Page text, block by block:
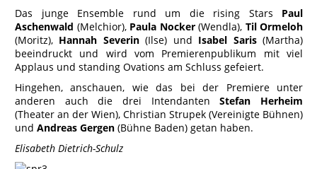
Das junge Ensemble rund um die rising Stars Paul
Aschenwald (Melchior), Paula Nocker(Wendla), Til Ormeloh
(Moritz), Hannah Severin(Ilse) und Isabel Saris(Martha)
beeindruckt und wird vom Premierenpublikum mit viel
Applaus und standing Ovations am Schluss gefeiert.
Hingehen, anschauen, wie das bei der Premiere unter
anderen auch die drei IntendantenStefan Herheim
(Theater an der Wien), Christian Strupek (Vereinigte Bühnen)
und Andreas Gergen (Bühne Baden) getan haben.
Elisabeth Dietrich-Schulz